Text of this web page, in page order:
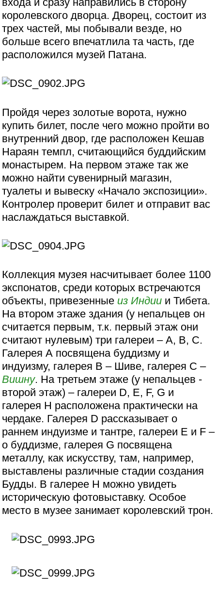
королевского дворца. Дворец, состоит из
трех частей, мы побывали везде, но
больше всего впечатлила та часть, где
расположился музей Патана.
Пройдя через золотые ворота, нужно
купить билет, после чего можно пройти во
внутренний двор, где расположен Кешав
Нараян темпл, считающийся буддийским
монастырем. На первом этаже так же
можно найти сувенирный магазин,
туалеты и вывеску «Начало экспозиции».
Контролер проверит билет и отправит вас
наслаждаться выставкой.
Коллекция музея насчитывает более 1100
экспонатов, среди которых встречаются
объекты, привезенные из Индии и Тибета.
На втором этаже здания (у непальцев он
считается первым, т.к. первый этаж они
считают нулевым) три галереи – A, В, С.
Галерея А посвящена буддизму и
индуизму, галерея В – Шиве, галерея С –
Вишну. На третьем этаже (у непальцев -
второй этаж) – галереи D, E, F, G и
галерея Н расположена практически на
чердаке. Галерея D рассказывает о
раннем индуизме и тантре, галереи E и F –
о буддизме, галерея G посвящена
металлу, как искусству, там, например,
выставлены различные стадии создания
Будды. В галерее Н можно увидеть
историческую фотовыставку. Особое
место в музее занимает королевский трон.